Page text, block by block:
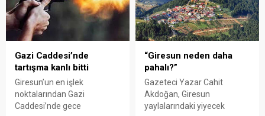
süresi de 16 Ağustos'a
kadar uzatıldı.
alamadığını savunarak,
Giresun milletvekillerini
sessiz kalmakla suçladı.
Gazi Caddesi’nde
tartışma kanlı bitti
Giresun’un en işlek
noktalarından Gazi
Caddesi’nde gece
“Giresun neden daha
pahalı?”
Gazeteci Yazar Cahit
Akdoğan, Giresun
yaylalarındaki yiyecek